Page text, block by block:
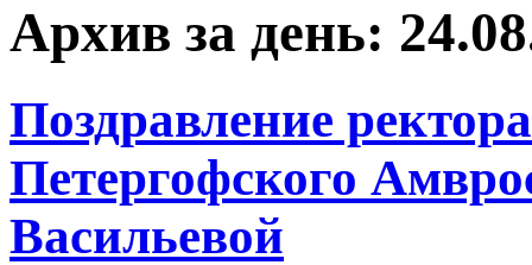
Архив за день:
Поздравление
Петергофского
Васильевой